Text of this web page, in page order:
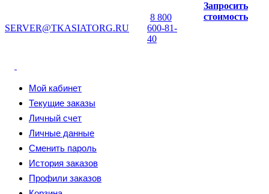
SERVER@TKASIATORG.RU
8 800
600-81-
40
Запросить
стоимость
Мой кабинет
Текущие заказы
Личный счет
Личные данные
Сменить пароль
История заказов
Профили заказов